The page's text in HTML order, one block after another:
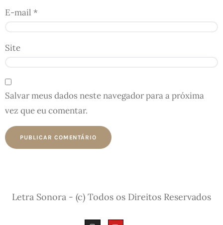
E-mail *
Site
Salvar meus dados neste navegador para a próxima
vez que eu comentar.
Letra Sonora - (c) Todos os Direitos Reservados